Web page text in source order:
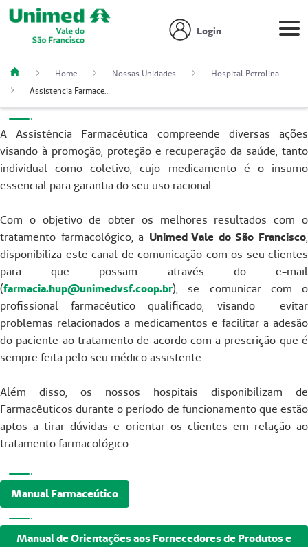
Login
Home Nossas Unidades
Hospital Petrolina
Assistência Farmacéutica
A Assistência Farmacêutica compreende diversas ações
visando à promoção, proteção e recuperação da saúde, tanto
individual como coletivo, cujo medicamento é o insumo
essencial para garantia do seu uso racional.
Com o objetivo de obter os melhores resultados com o
tratamento farmacológico, a Unimed Vale do São Francisco,
disponibiliza este canal de comunicação com os seu clientes
para que possam através do e-mail
(farmacia.hup@unimedvsf.coop.br), se comunicar com o
profissional farmacêutico qualificado, visando evitar
problemas relacionados a medicamentos e facilitar a adesão
do paciente ao tratamento de acordo com a prescrição que é
sempre feita pelo seu médico assistente.
Além disso, os nossos hospitais disponibilizam de
Farmacêuticos durante o período de funcionamento que estão
aptos a tirar dúvidas e orientar os clientes em relação ao
tratamento farmacológico.
Manual Farmaceútico
Manual de Orientações aos Fornecedores de Produtos e